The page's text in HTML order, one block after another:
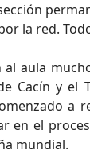
la red.
aula
Cacín y
a
en el
mundial.